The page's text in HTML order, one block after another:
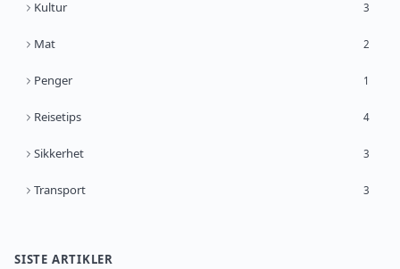
Kultur 3
Mat 2
Penger 1
Reisetips 4
Sikkerhet 3
Transport 3
SISTE ARTIKLER